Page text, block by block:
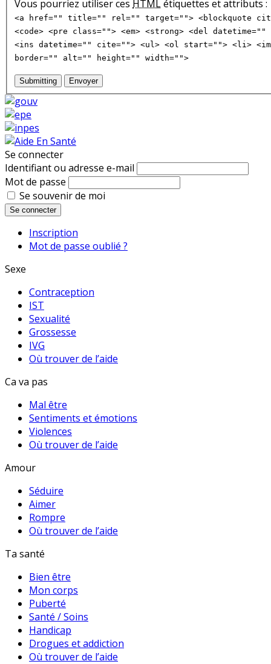
Vous pourriez utiliser ces HTMLétiquettes et attributs :
<a href="" title="" rel="" target=""> <blockquote
<code> <pre class=""> <em> <strong> <del
<ins datetime="" cite=""> <ul> <ol start=""> <li>
border="" alt="" height="" width="">
Submitting Envoyer
Se connecter
Identifiant ou adresse e-mail
Mot de passe
Se souvenir de moi
Se connecter
Inscription
Mot de passe oublié ?
Sexe
Contraception
IST
Sexualité
Grossesse
IVG
Où trouver de l’aide
Ca va pas
Mal être
Sentiments et émotions
Violences
Où trouver de l’aide
Amour
Séduire
Aimer
Rompre
Où trouver de l’aide
Ta santé
Bien être
Mon corps
Puberté
Santé / Soins
Handicap
Drogues et addiction
Où trouver de l’aide